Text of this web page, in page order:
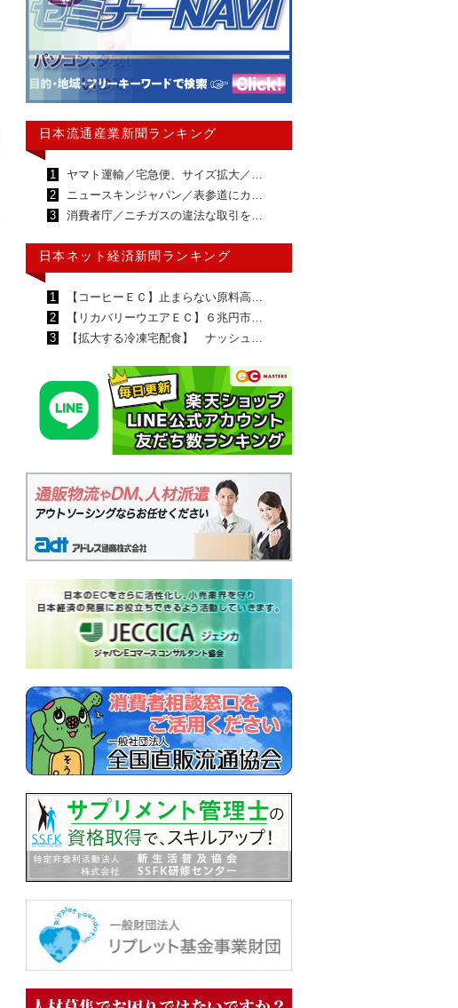
日本流通産業新聞ランキング
1
ヤマト運輸／宅急便、サイズ拡大／…
2
ニュースキンジャパン／表参道にカ…
3
消費者庁／ニチガスの違法な取引を…
日本ネット経済新聞ランキング
1
【コーヒーＥＣ】止まらない原料高…
2
【リカバリーウエアＥＣ】６兆円市…
3
【拡大する冷凍宅配食】 ナッシュ…